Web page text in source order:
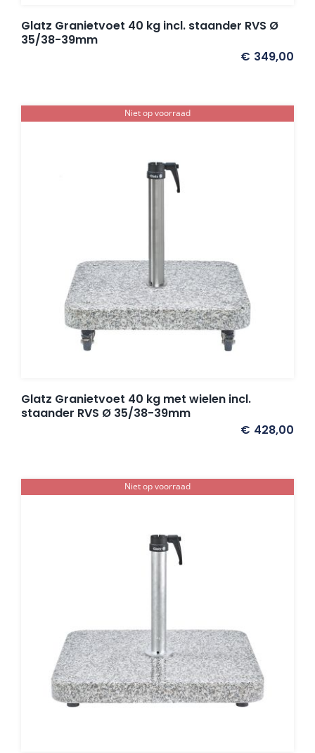
Glatz Granietvoet 40 kg incl. staander RVS Ø
35/38-39mm
€ 349,00
Niet op voorraad
Glatz Granietvoet 40 kg met wielen incl.
staander RVS Ø 35/38-39mm
€ 428,00
Niet op voorraad